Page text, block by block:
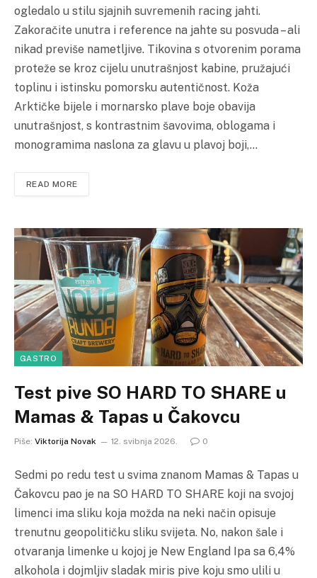
ogledalo u stilu sjajnih suvremenih racing jahti.
Zakoračite unutra i reference na jahte su posvuda – ali
nikad previše nametljive. Tikovina s otvorenim porama
proteže se kroz cijelu unutrašnjost kabine, pružajući
toplinu i istinsku pomorsku autentičnost. Koža
Arktičke bijele i mornarsko plave boje obavija
unutrašnjost, s kontrastnim šavovima, oblogama i
monogramima naslona za glavu u plavoj boji,…
READ MORE
GASTRO
Test pive SO HARD TO SHARE u
Mamas & Tapas u Čakovcu
Piše: Viktorija Novak 12. svibnja 2026. 0
Sedmi po redu test u svima znanom Mamas & Tapas u
Čakovcu pao je na SO HARD TO SHARE koji na svojoj
limenci ima sliku koja možda na neki način opisuje
trenutnu geopolitičku sliku svijeta. No, nakon šale i
otvaranja limenke u kojoj je New England Ipa sa 6,4%
alkohola i dojmljiv sladak miris pive koju smo ulili u